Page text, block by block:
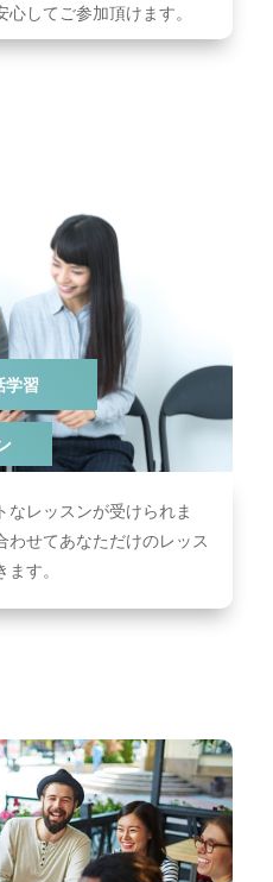
してご参加頂けます。
なレッスンが受けられま
せてあなただけのレッス
す。
学習